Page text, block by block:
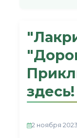
здесь!
2 ноября 2023